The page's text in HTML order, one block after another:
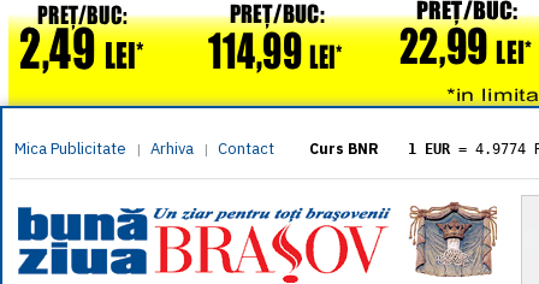
Mica Publicitate | Arhiva | Contact Curs BNR 1 EUR = 4.9774
= 5.8304
1 XAU= 464.4611
1 AED= 1.1933
1 AUD= 2.7957
1 BGN= 2.5449